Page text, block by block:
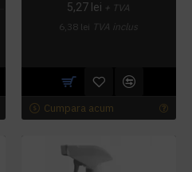
5,27 lei + TVA
6,38 lei TVA inclus
Cumpara acum